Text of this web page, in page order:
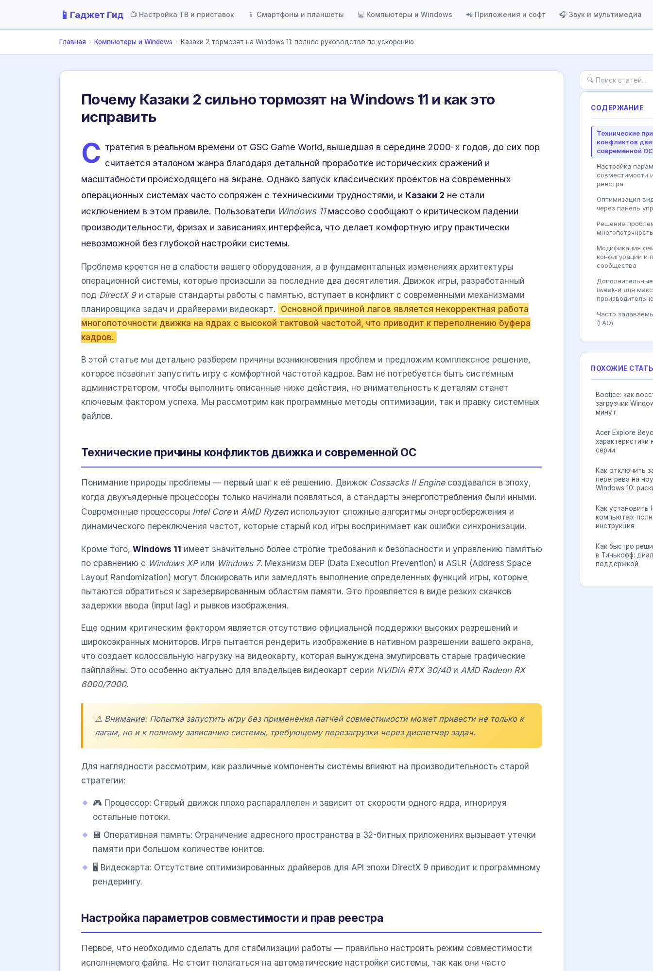
📱 Гаджет Гид 📺 Настройка ТВ и приставок 📱 Смартфоны и планшеты 💻 Компьютеры и Windows 📲 Приложения и софт 🎧 Звук и мультимедиа
Главная › Компьютеры и Windows › Казаки 2 тормозят на Windows 11: полное руководство по ускорению
Почему Казаки 2 сильно тормозят на Windows 11 и как это
исправить
С тратегия в реальном времени от GSC Game World, вышедшая в середине 2000-х годов, до сих пор
считается эталоном жанра благодаря детальной проработке исторических сражений и
масштабности происходящего на экране. Однако запуск классических проектов на современных
операционных системах часто сопряжен с техническими трудностями, и Казаки 2 не стали
исключением в этом правиле. Пользователи Windows 11массово сообщают о критическом падении
производительности, фризах и зависаниях интерфейса, что делает комфортную игру практически
невозможной без глубокой настройки системы.
Проблема кроется не в слабости вашего оборудования, а в фундаментальных изменениях архитектуры
операционной системы, которые произошли за последние два десятилетия. Движок игры, разработанный
под DirectX 9и старые стандарты работы с памятью, вступает в конфликт с современными механизмами
планировщика задач и драйверами видеокарт.
Основной причиной лагов является некорректная работа
многопоточности движка на ядрах с высокой тактовой частотой, что приводит к переполнению буфера
кадров.
В этой статье мы детально разберем причины возникновения проблем и предложим комплексное решение,
которое позволит запустить игру с комфортной частотой кадров. Вам не потребуется быть системным
администратором, чтобы выполнить описанные ниже действия, но внимательность к деталям станет
ключевым фактором успеха. Мы рассмотрим как программные методы оптимизации, так и правку системных
файлов.
Технические причины конфликтов движка и современной ОС
Понимание природы проблемы — первый шаг к её решению. Движок Cossacks II Engineсоздавался в эпоху,
когда двухъядерные процессоры только начинали появляться, а стандарты энергопотребления были иными.
Современные процессоры Intel Coreи AMD Ryzenиспользуют сложные алгоритмы энергосбережения и
динамического переключения частот, которые старый код игры воспринимает как ошибки синхронизации.
Кроме того, Windows 11 имеет значительно более строгие требования к безопасности и управлению памятью
по сравнению с Windows XPили Windows 7. Механизм DEP (Data Execution Prevention) и ASLR (Address Space
Layout Randomization) могут блокировать или замедлять выполнение определенных функций игры, которые
пытаются обратиться к зарезервированным областям памяти. Это проявляется в виде резких скачков
задержки ввода (input lag) и рывков изображения.
Еще одним критическим фактором является отсутствие официальной поддержки высоких разрешений и
широкоэкранных мониторов. Игра пытается рендерить изображение в нативном разрешении вашего экрана,
что создает колоссальную нагрузку на видеокарту, которая вынуждена эмулировать старые графические
пайплайны. Это особенно актуально для владельцев видеокарт серии NVIDIA RTX 30/40и AMD Radeon RX
6000/7000.
⚠️ Внимание: Попытка запустить игру без применения патчей совместимости может привести не только к
лагам, но и к полному зависанию системы, требующему перезагрузки через диспетчер задач.
Для наглядности рассмотрим, как различные компоненты системы влияют на производительность старой
стратегии:
🎮 Процессор: Старый движок плохо распараллелен и зависит от скорости одного ядра, игнорируя
остальные потоки.
💾 Оперативная память: Ограничение адресного пространства в 32-битных приложениях вызывает утечки
памяти при большом количестве юнитов.
🖥️ Видеокарта: Отсутствие оптимизированных драйверов для API эпохи DirectX 9 приводит к программному
рендерингу.
Настройка параметров совместимости и прав реестра
Первое, что необходимо сделать для стабилизации работы — правильно настроить режим совместимости
исполняемого файла. Не стоит полагаться на автоматические настройки системы, так как они часто
СОДЕРЖАНИЕ
Технические
конфликтов
современной ОС
Настройка
совместимости
реестра
Оптимизация
через панель
Решение
Модификация
конфигурации и
сообщества
tweak-и для
Часто
(FAQ)
ПОХОЖИЕ
Bootice: как
загрузчик
минут
Acer Explore
характеристики
серии
Как отключить
перегрева на
Windows 10:
Как установить
компьютер:
инструкция
Как быстро
в Тинькофф:
поддержкой